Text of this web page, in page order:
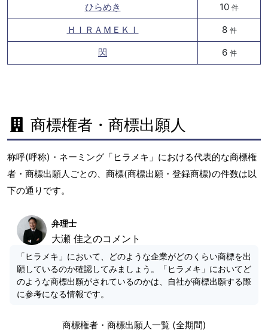
ひらめき
10 件
ＨＩＲＡＭＥＫＩ 8 件
閃 6 件
商標権者・商標出願人
称呼(呼称)・ネーミング「ヒラメキ」における代表的な商標権
者・商標出願人ごとの、商標(商標出願・登録商標)の件数は以
下の通りです。
弁理士
大瀬 佳之のコメント
「ヒラメキ」において、どのような企業がどのくらい商標を出
願しているのか確認してみましょう。「ヒラメキ」においてど
のような商標出願がされているのかは、自社が商標出願する際
に参考になる情報です。
商標権者・商標出願人一覧 (全期間)